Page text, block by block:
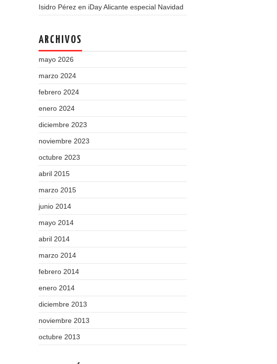
Isidro Pérez en iDay Alicante especial Navidad
ARCHIVOS
mayo 2026
marzo 2024
febrero 2024
enero 2024
diciembre 2023
noviembre 2023
octubre 2023
abril 2015
marzo 2015
junio 2014
mayo 2014
abril 2014
marzo 2014
febrero 2014
enero 2014
diciembre 2013
noviembre 2013
octubre 2013